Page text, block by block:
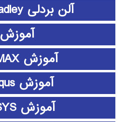
آلن بردلی Allen bradley
آموزش
آموزش 3D MAX
آموزش abaqus
آموزش ANSYS